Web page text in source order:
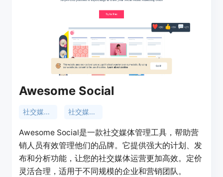
Awesome Social
社交媒体管理 社交媒体计划
Awesome Social是一款社交媒体管理工具，帮助营
销人员有效管理他们的品牌。它提供强大的计划、发
布和分析功能，让您的社交媒体运营更加高效。定价
灵活合理，适用于不同规模的企业和营销团队。